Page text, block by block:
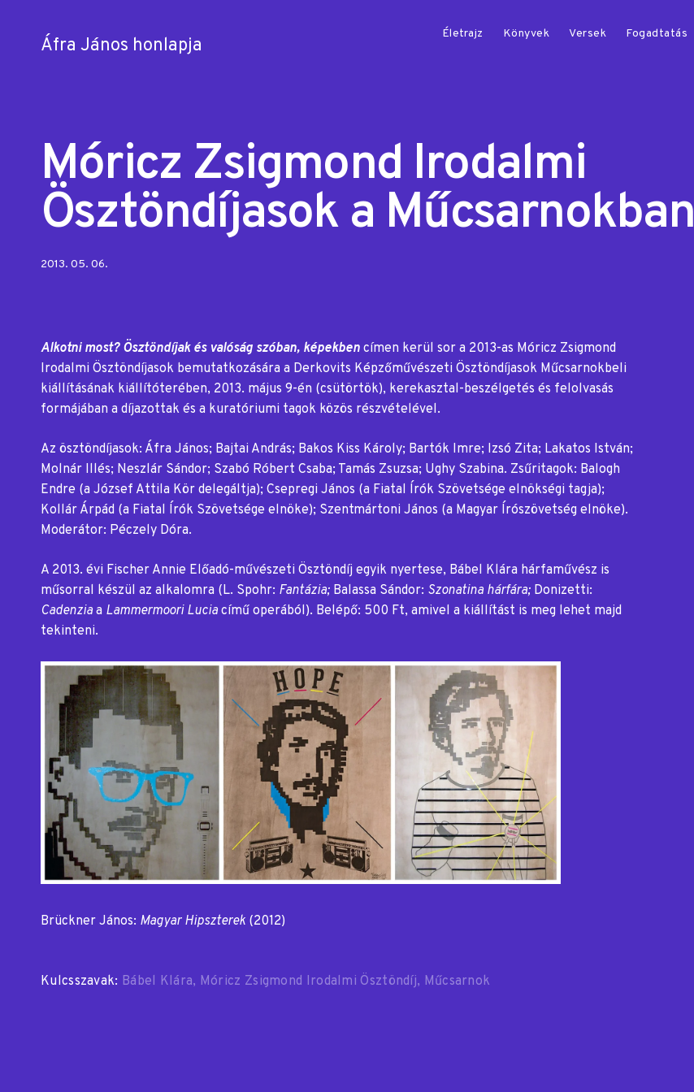
Áfra János honlapja
Életrajz Könyvek Versek Fogadtatás
Móricz Zsigmond Irodalmi
Ösztöndíjasok a Műcsarnokban
Posted
2013. 05. 06.
Alkotni most? Ösztöndíjak és valóság szóban, képekben címen kerül sor a 2013-as Móricz Zsigmond
Irodalmi Ösztöndíjasok bemutatkozására a Derkovits Képzőművészeti Ösztöndíjasok Műcsarnokbeli
kiállításának kiállítóterében, 2013. május 9-én (csütörtök), kerekasztal-beszélgetés és felolvasás
formájában a díjazottak és a kuratóriumi tagok közös részvételével.
Az ösztöndíjasok: Áfra János; Bajtai András; Bakos Kiss Károly; Bartók Imre; Izsó Zita; Lakatos István;
Molnár Illés; Neszlár Sándor; Szabó Róbert Csaba; Tamás Zsuzsa; Ughy Szabina. Zsűritagok: Balogh
Endre (a József Attila Kör delegáltja); Csepregi János (a Fiatal Írók Szövetsége elnökségi tagja);
Kollár Árpád (a Fiatal Írók Szövetsége elnöke); Szentmártoni János (a Magyar Írószövetség elnöke).
Moderátor: Péczely Dóra.
A 2013. évi Fischer Annie Előadó-művészeti Ösztöndíj egyik nyertese, Bábel Klára hárfaművész is
műsorral készül az alkalomra (L. Spohr: Fantázia; Balassa Sándor: Szonatina hárfára; Donizetti:
Cadenzia a Lammermoori Lucia című operából). Belépő: 500 Ft, amivel a kiállítást is meg lehet majd
tekinteni.
Brückner János: Magyar Hipszterek (2012)
Kulcsszavak: Bábel Klára Móricz Zsigmond Irodalmi Ösztöndíj Műcsarnok